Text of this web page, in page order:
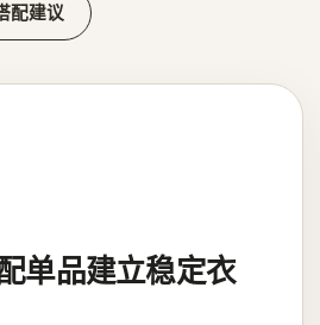
配建议
单品建立稳定衣